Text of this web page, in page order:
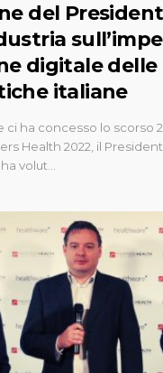
del
digitale delle
italiane
ci ha concesso lo scorso
Health 2022, il
volut…